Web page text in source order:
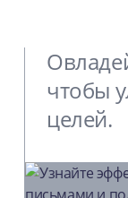
чтобы
целей.